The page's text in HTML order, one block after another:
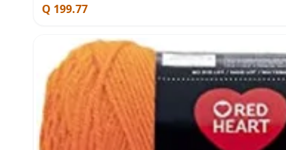
Q 199.77